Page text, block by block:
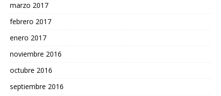
marzo 2017
febrero 2017
enero 2017
noviembre 2016
octubre 2016
septiembre 2016